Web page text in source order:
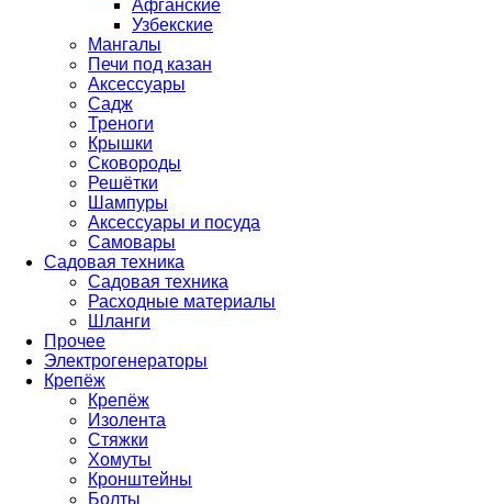
Афганские
Узбекские
Мангалы
Печи под казан
Аксессуары
Садж
Треноги
Крышки
Сковороды
Решётки
Шампуры
Аксессуары и посуда
Самовары
Садовая техника
Садовая техника
Расходные материалы
Шланги
Прочее
Электрогенераторы
Крепёж
Крепёж
Изолента
Стяжки
Хомуты
Кронштейны
Болты